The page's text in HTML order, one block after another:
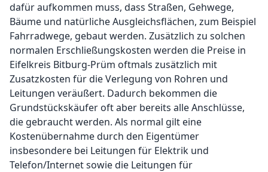
dafür aufkommen muss, dass Straßen, Gehwege,
Bäume und natürliche Ausgleichsflächen, zum Beispiel
Fahrradwege, gebaut werden. Zusätzlich zu solchen
normalen Erschließungskosten werden die Preise in
Eifelkreis Bitburg-Prüm oftmals zusätzlich mit
Zusatzkosten für die Verlegung von Rohren und
Leitungen veräußert. Dadurch bekommen die
Grundstückskäufer oft aber bereits alle Anschlüsse,
die gebraucht werden. Als normal gilt eine
Kostenübernahme durch den Eigentümer
insbesondere bei Leitungen für Elektrik und
Telefon/Internet sowie die Leitungen für